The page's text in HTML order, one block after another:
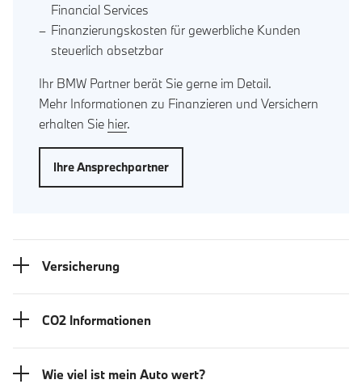
Financial Services
Finanzierungskosten für gewerbliche Kunden
steuerlich absetzbar
Ihr BMW Partner berät Sie gerne im Detail.
Mehr Informationen zu Finanzieren und Versichern
erhalten Sie hier.
Ihre Ansprechpartner
Versicherung
CO2 Informationen
Wie viel ist mein Auto wert?